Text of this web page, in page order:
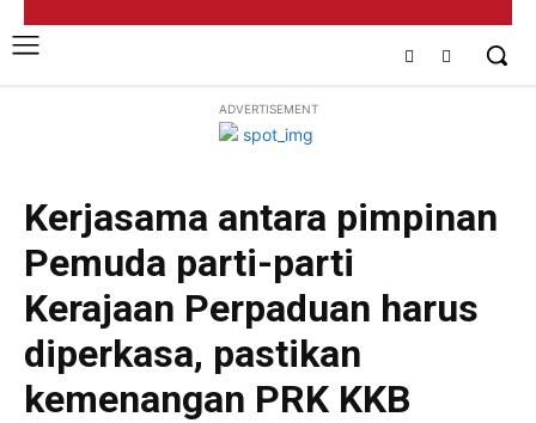
ADVERTISEMENT
Kerjasama antara pimpinan
Pemuda parti-parti
Kerajaan Perpaduan harus
diperkasa, pastikan
kemenangan PRK KKB